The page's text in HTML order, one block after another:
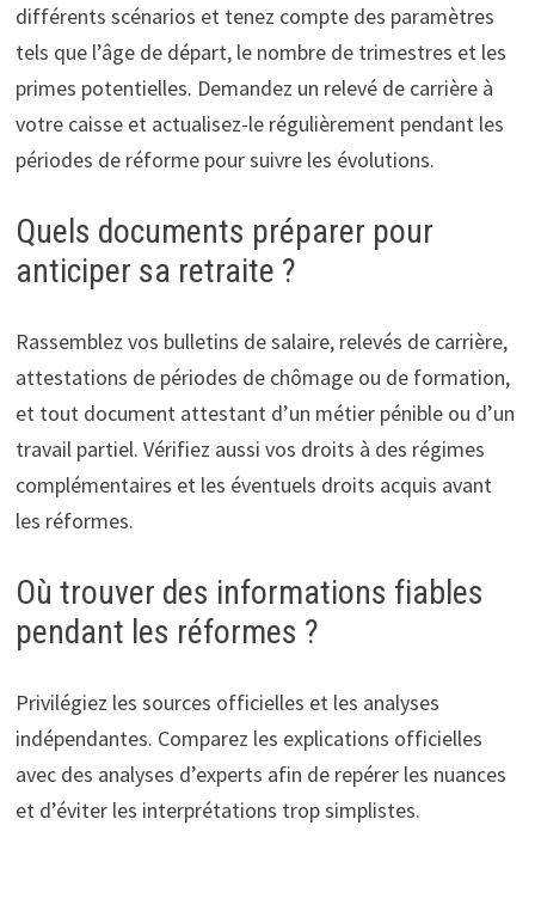
différents scénarios et tenez compte des paramètres
tels que l’âge de départ, le nombre de trimestres et les
primes potentielles. Demandez un relevé de carrière à
votre caisse et actualisez-le régulièrement pendant les
périodes de réforme pour suivre les évolutions.
Quels documents préparer pour
anticiper sa retraite ?
Rassemblez vos bulletins de salaire, relevés de carrière,
attestations de périodes de chômage ou de formation,
et tout document attestant d’un métier pénible ou d’un
travail partiel. Vérifiez aussi vos droits à des régimes
complémentaires et les éventuels droits acquis avant
les réformes.
Où trouver des informations fiables
pendant les réformes ?
Privilégiez les sources officielles et les analyses
indépendantes. Comparez les explications officielles
avec des analyses d’experts afin de repérer les nuances
et d’éviter les interprétations trop simplistes.